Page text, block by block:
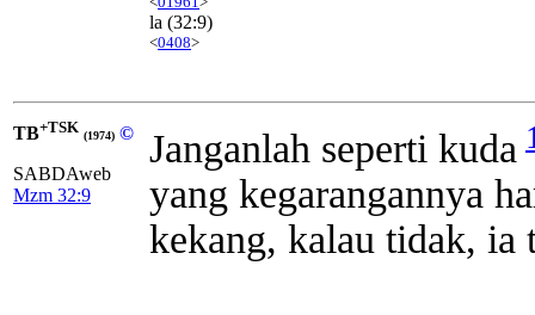
la (32:9)
<0408>
TB+TSK (1974) ©
SABDAweb
Mzm 32:9
Janganlah seperti kuda
yang kegarangannya
kekang, kalau tidak, ia